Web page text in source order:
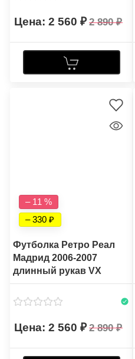
2 560 2 890
– 11 %
– 330
Футболка Ретро Реал
Мадрид 2006-2007
длинный рукав VX
2 560 2 890